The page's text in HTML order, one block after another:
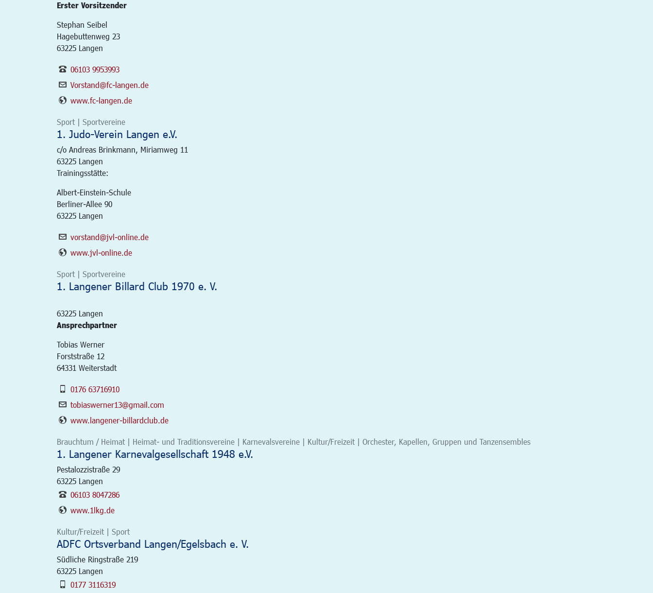
Erster Vorsitzender
Stephan Seibel
Hagebuttenweg 23
63225 Langen
06103 9953993
Vorstand@fc-langen.de
www.fc-langen.de
Sport | Sportvereine
1. Judo-Verein Langen e.V.
c/o Andreas Brinkmann, Miriamweg 11
63225 Langen
Trainingsstätte:
Albert-Einstein-Schule
Berliner-Allee 90
63225 Langen
vorstand@jvl-online.de
www.jvl-online.de
Sport | Sportvereine
1. Langener Billard Club 1970 e. V.
63225 Langen
Ansprechpartner
Tobias Werner
Forststraße 12
64331 Weiterstadt
0176 63716910
tobiaswerner13@gmail.com
www.langener-billardclub.de
Brauchtum / Heimat | Heimat- und Traditionsvereine | Karnevalsvereine | Kultur/Freizeit | Orchester, Kapellen, Gruppen und Tanzensembles
1. Langener Karnevalgesellschaft 1948 e.V.
Pestalozzistraße 29
63225 Langen
06103 8047286
www.1lkg.de
Kultur/Freizeit | Sport
ADFC Ortsverband Langen/Egelsbach e. V.
Südliche Ringstraße 219
63225 Langen
0177 3116319